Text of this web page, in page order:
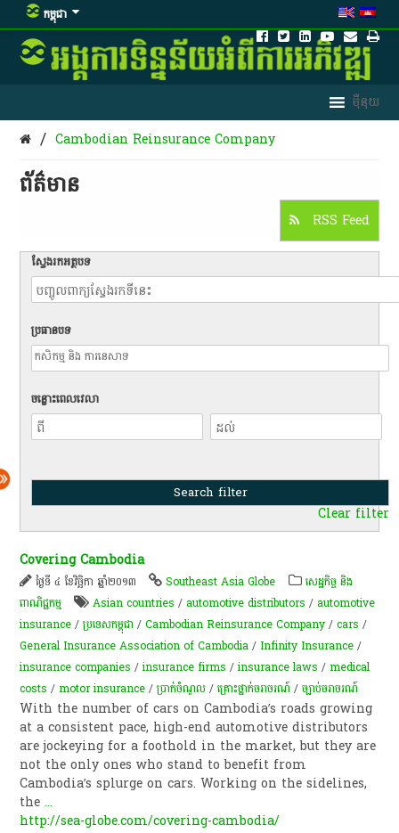
កម្ពុជា
/ Cambodian Reinsurance Company
ព័ត៌មាន​
RSS Feed
ស្វែងរកអត្ថបទ
ប្រធានបទ
ចន្លោះពេលវេលា
Clear filter
Covering Cambodia
ថ្ងៃទី ៤ ខែវិច្ឆិកា ឆ្នាំ២០១៣ Southeast Asia Globe
សេដ្ឋកិច្ច និង
ពាណិជ្ជកម្ម
Asian countries /automotive distributors /automotive
insurance /ប្រទេសកម្ពុជា /Cambodian Reinsurance Company /cars /
General Insurance Association of Cambodia /Infinity Insurance /
insurance companies /insurance firms /insurance laws /medical
costs /motor insurance /ប្រាក់​ចំណូល​ /គ្រោះថ្នាក់​ចរាចរណ៍​ /ច្បាប់​ចរាចរណ៍
With the number of cars on Cambodia’s roads growing
at a consistent pace, high-end automotive distributors
are jockeying for a foothold in the market, but they are
not the only ones who stand to benefit from
Cambodia’s splurge on cars. Working on the sidelines,
the...
http://sea-globe.com/covering-cambodia/